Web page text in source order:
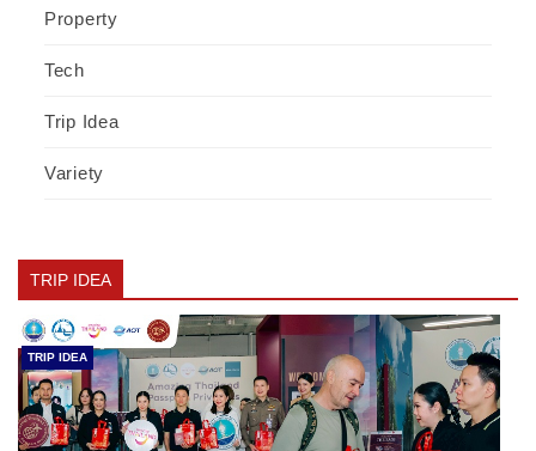
Property
Tech
Trip Idea
Variety
TRIP IDEA
TRIP IDEA